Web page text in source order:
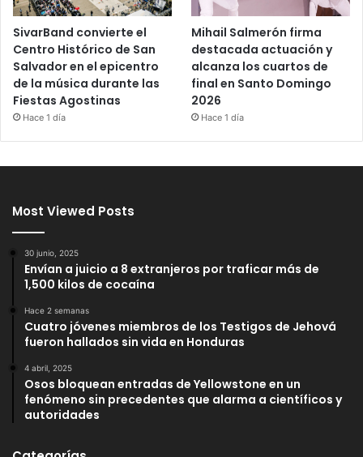
SivarBand convierte el
Centro Histórico de San
Salvador en el epicentro
de la música durante las
Fiestas Agostinas
Hace 1 día
Mihail Salmerón firma
destacada actuación y
alcanza los cuartos de
final en Santo Domingo
2026
Hace 1 día
Most Viewed Posts
30 junio, 2025
Envían a juicio a 8 extranjeros por traficar más de
1,500 kilos de cocaína
Hace 2 semanas
Cuatro jóvenes miembros de los Testigos de Jehová
fueron hallados sin vida en Honduras
4 abril, 2025
Osos bloquean entradas de Yellowstone en un
fenómeno sin precedentes que alarma a científicos y
autoridades